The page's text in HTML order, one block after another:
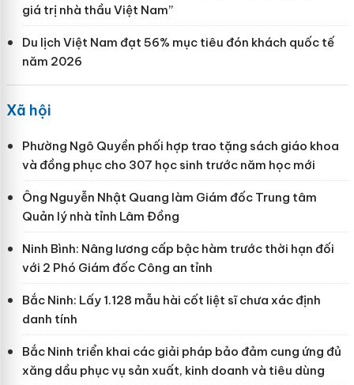
giá trị nhà thầu Việt Nam”
Du lịch Việt Nam đạt 56% mục tiêu đón khách quốc tế
năm 2026
Xã hội
Phường Ngô Quyền phối hợp trao tặng sách giáo khoa
và đồng phục cho 307 học sinh trước năm học mới
Ông Nguyễn Nhật Quang làm Giám đốc Trung tâm
Quản lý nhà tỉnh Lâm Đồng
Ninh Bình: Nâng lương cấp bậc hàm trước thời hạn đối
với 2 Phó Giám đốc Công an tỉnh
Bắc Ninh: Lấy 1.128 mẫu hài cốt liệt sĩ chưa xác định
danh tính
Bắc Ninh triển khai các giải pháp bảo đảm cung ứng đủ
xăng dầu phục vụ sản xuất, kinh doanh và tiêu dùng